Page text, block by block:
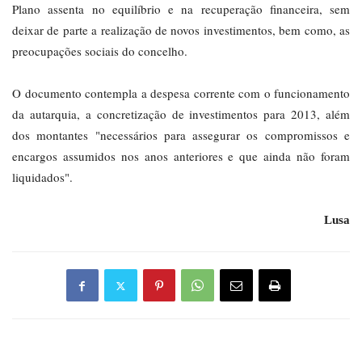
Plano assenta no equilíbrio e na recuperação financeira, sem
deixar de parte a realização de novos investimentos, bem como, as
preocupações sociais do concelho.
O documento contempla a despesa corrente com o funcionamento
da autarquia, a concretização de investimentos para 2013, além
dos montantes "necessários para assegurar os compromissos e
encargos assumidos nos anos anteriores e que ainda não foram
liquidados".
Lusa